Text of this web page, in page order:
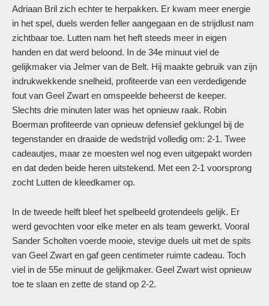
Adriaan Bril zich echter te herpakken. Er kwam meer energie
in het spel, duels werden feller aangegaan en de strijdlust nam
zichtbaar toe. Lutten nam het heft steeds meer in eigen
handen en dat werd beloond. In de 34e minuut viel de
gelijkmaker via Jelmer van de Belt. Hij maakte gebruik van zijn
indrukwekkende snelheid, profiteerde van een verdedigende
fout van Geel Zwart en omspeelde beheerst de keeper.
Slechts drie minuten later was het opnieuw raak. Robin
Boerman profiteerde van opnieuw defensief geklungel bij de
tegenstander en draaide de wedstrijd volledig om: 2-1. Twee
cadeautjes, maar ze moesten wel nog even uitgepakt worden
en dat deden beide heren uitstekend. Met een 2-1 voorsprong
zocht Lutten de kleedkamer op.
In de tweede helft bleef het spelbeeld grotendeels gelijk. Er
werd gevochten voor elke meter en als team gewerkt. Vooral
Sander Scholten voerde mooie, stevige duels uit met de spits
van Geel Zwart en gaf geen centimeter ruimte cadeau. Toch
viel in de 55e minuut de gelijkmaker. Geel Zwart wist opnieuw
toe te slaan en zette de stand op 2-2.